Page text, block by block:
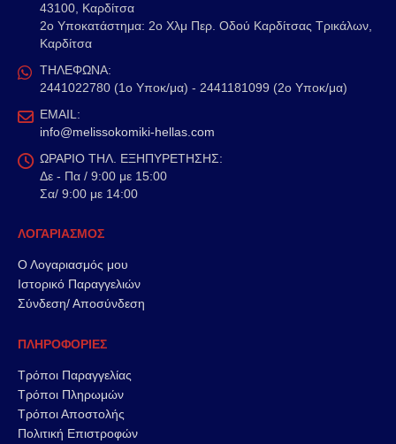
43100, Καρδίτσα
2o Υποκατάστημα: 2ο Χλμ Περ. Οδού Καρδίτσας Τρικάλων,
Καρδίτσα
ΤΗΛΕΦΩΝΑ:
2441022780 (1ο Υποκ/μα) - 2441181099 (2ο Υποκ/μα)
EMAIL:
info@melissokomiki-hellas.com
ΩΡΑΡΙΟ ΤΗΛ. ΕΞΗΠΥΡΕΤΗΣΗΣ:
Δε - Πα / 9:00 με 15:00
Σα/ 9:00 με 14:00
ΛΟΓΑΡΙΑΣΜΟΣ
Ο Λογαριασμός μου
Ιστορικό Παραγγελιών
Σύνδεση/ Αποσύνδεση
ΠΛΗΡΟΦΟΡΙΕΣ
Τρόποι Παραγγελίας
Τρόποι Πληρωμών
Τρόποι Αποστολής
Πολιτική Επιστροφών